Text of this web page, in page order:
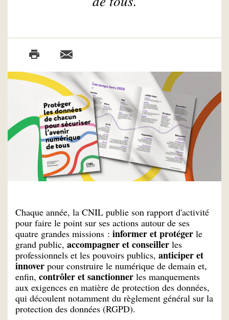
Chaque année, la CNIL publie son rapport d'activité
pour faire le point sur ses actions autour de ses
quatre grandes missions : informer et protéger le
grand public, accompagner et conseiller les
professionnels et les pouvoirs publics, anticiper et
innover pour construire le numérique de demain et,
enfin, contrôler et sanctionner les manquements
aux exigences en matière de protection des données,
qui découlent notamment du règlement général sur la
protection des données (RGPD).